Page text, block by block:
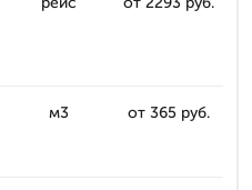
м3 от 365 руб.